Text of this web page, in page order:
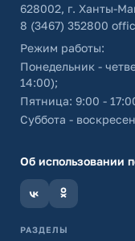
628002, г. Ханты-
8 (3467) 352800
Режим работы:
Понедельник -
14:00);
Пятница: 9:00 -
Суббота -
Об использовании
РАЗДЕЛЫ